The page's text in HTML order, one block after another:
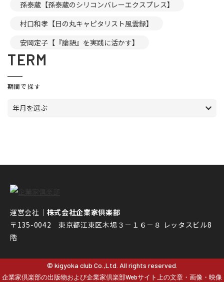
孫泰蔵【孫泰蔵のシリコンバレーエクスプレス】
村口和孝【日の丸キャピタリスト風雲録】
安岡定子【『論語』を実践に活かす】
TERM
期間で探す
年月を選ぶ
運営会社｜ 株式会社企業家倶楽部
〒135-0042 東京都江東区木場３－１６－８ レッタスビル8
階
© kigyoka club Co.,Ltd. All rights reserved.
企業家倶楽部の出版物および企業家倶楽部Webサイト上の文章・画像・映像